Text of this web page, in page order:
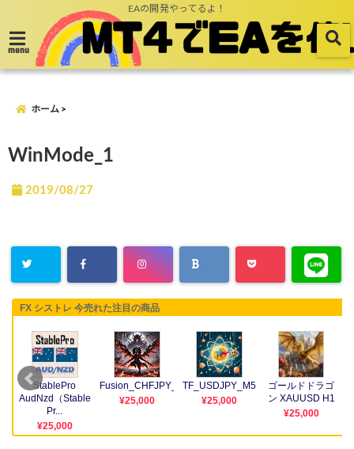
EAの開発やってるよ！
menu
ホーム
WinMode_1
2019/08/27